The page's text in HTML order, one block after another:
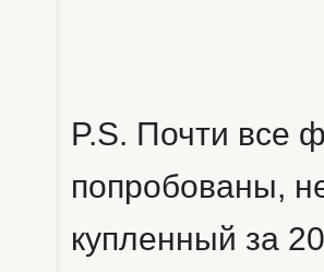
P.S. Почти все
попробованы,
купленный за